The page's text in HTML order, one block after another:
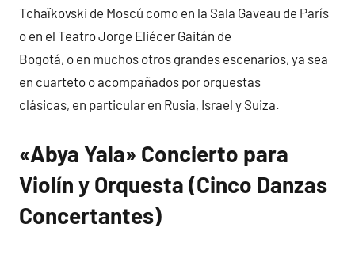
Tchaïkovski de Moscú como en la Sala Gaveau de París
o en el Teatro Jorge Eliécer Gaitán de
Bogotá, o en muchos otros grandes escenarios, ya sea
en cuarteto o acompañados por orquestas
clásicas, en particular en Rusia, Israel y Suiza.
«Abya Yala» Concierto para
Violín y Orquesta (Cinco Danzas
Concertantes)